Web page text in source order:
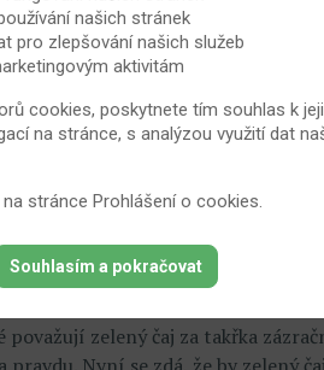
artritida a cukrovka
počet pacientů s revmatoidní
rozvinula cukrovka 2. typu, vedl
Revmatoidní artritida
si poradí zelený čaj
považují zelený čaj za takřka
našich stránek
pro zlepšování našich služeb
aktivitám
cookies, poskytnete tím souhlas k
na stránce, s analýzou využití dat
stránce Prohlášení o cookies.
Souhlasím a pokračovat